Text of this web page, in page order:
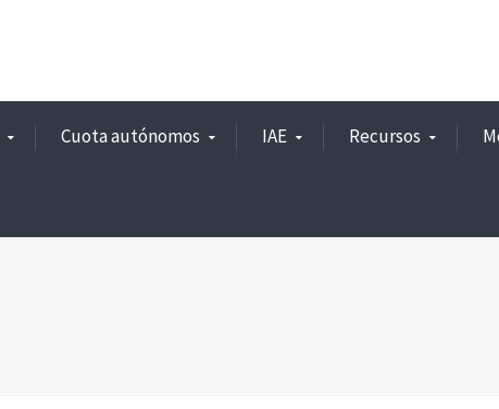
Cuota autónomos IAE Recursos